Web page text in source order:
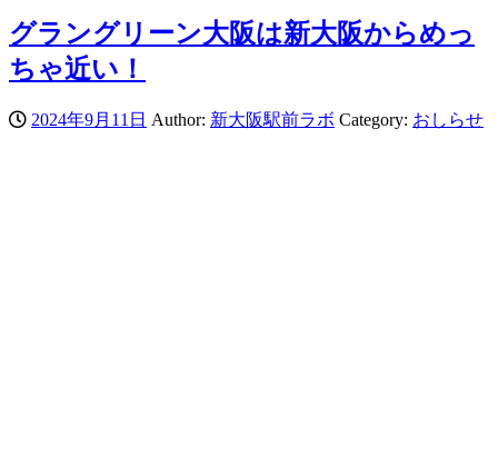
グラングリーン大阪は新大阪からめっ
ちゃ近い！
2024年9月11日 Author: 新大阪駅前ラボ Category: おしらせ